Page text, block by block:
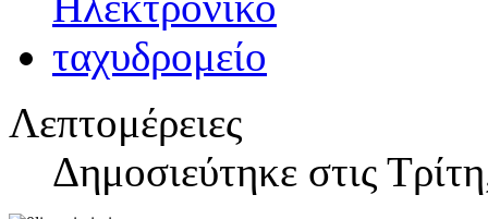
Λεπτομέρειες
Δημοσιεύτηκε στις